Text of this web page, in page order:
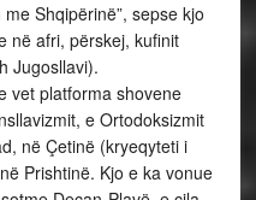
Shqipërinë”, sepse kjo
në afri, përskej, kufinit
Jugosllavi).
vet platforma shovene
e Ortodoksizmit
në Çetinë (kryeqyteti i
Prishtinë. Kjo e ka vonue